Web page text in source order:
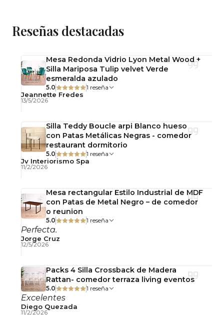
Terminación y color
Patas en color madera. El tono puede presentar
pantalla desde donde se visualice.
Mantenimiento y cuidado
Limpiar la cubierta de vidrio con un paño suave y
utilizar un paño seco o ligeramente húmedo,
evitando productos abrasivos.
Importante: Este producto se entrega
desarmado, con llaves y pernos para su
Observaciones
Uso interior.
No incluye accesorios decorativos.
Reseñas destacadas
Mesa Redonda Vidrio Lyon Metal Wood +
Silla Mariposa Tulip velvet Verde
esmeralda azulado
5.0 1 reseña
Jeannette Fredes
13/5/2026
Silla Teddy Boucle arpi Blanco hueso
con Patas Metálicas Negras - comedor
restaurant dormitorio
5.0 1 reseña
Jv Interiorismo Spa
11/2/2026
Mesa rectangular Estilo Industrial de MDF
con Patas de Metal Negro – de comedor
o reunion
5.0 1 reseña
Perfecta.
Jorge Cruz
12/5/2026
Packs 4 Silla Crossback de Madera
Rattan- comedor terraza living eventos
5.0 1 reseña
Excelentes
Diego Quezada
11/2/2026